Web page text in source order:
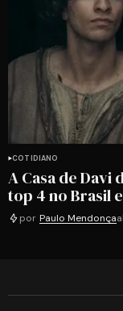
COTIDIANO
A Casa de Davi
top 4 no Brasil
por Paulo Mendonça